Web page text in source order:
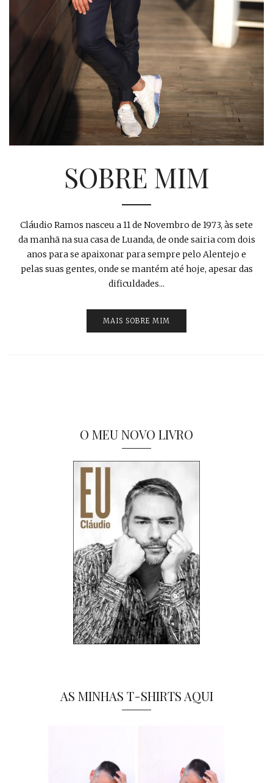
SOBRE MIM
Cláudio Ramos nasceu a 11 de Novembro de 1973, às sete
da manhã na sua casa de Luanda, de onde sairia com dois
anos para se apaixonar para sempre pelo Alentejo e
pelas suas gentes, onde se mantém até hoje, apesar das
dificuldades...
MAIS SOBRE MIM
O MEU NOVO LIVRO
AS MINHAS T-SHIRTS AQUI